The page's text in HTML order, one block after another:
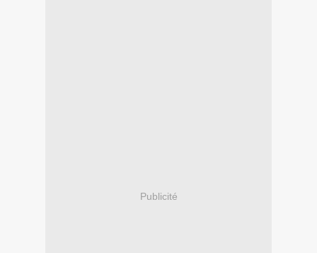
Publicité